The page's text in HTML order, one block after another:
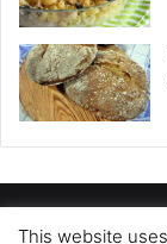
POLÍTICA DE
This website